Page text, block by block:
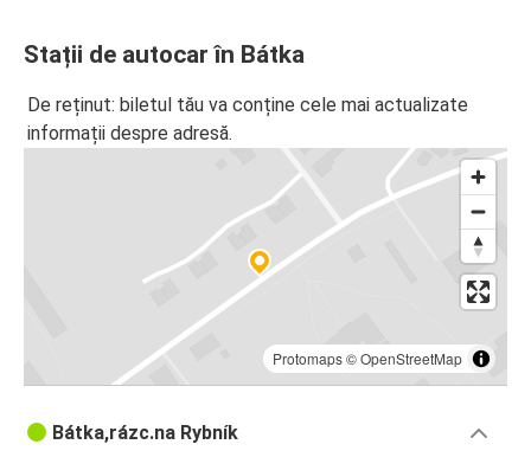
Stații de autocar în Bátka
De reținut: biletul tău va conține cele mai actualizate
informații despre adresă.
Protomaps©OpenStreetMap
Bátka,rázc.na Rybník